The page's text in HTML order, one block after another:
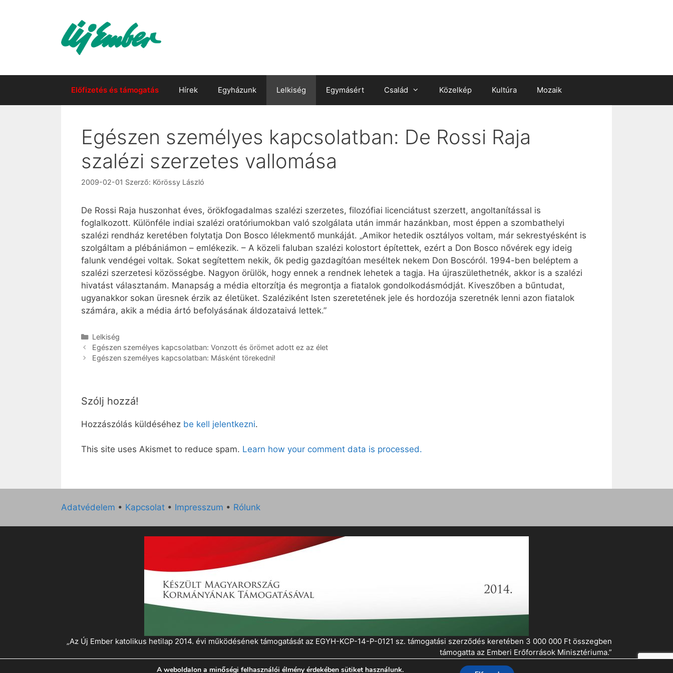
Előfizetés és támogatás Hírek Egyházunk Lelkiség Egymásért Család Közelkép Kultúra Mozaik
Egészen személyes kapcsolatban: De Rossi Raja
szalézi szerzetes vallomása
2009-02-01 Szerző: Körössy László
De Rossi Raja huszonhat éves, örökfogadalmas szalézi szerzetes, filozófiai licenciátust szerzett, angoltanítással is
foglalkozott. Különféle indiai szalézi oratóriumokban való szolgálata után immár hazánkban, most éppen a szombathelyi
szalézi rendház keretében folytatja Don Bosco lélekmentő munkáját. „Amikor hetedik osztályos voltam, már sekrestyésként is
szolgáltam a plébániámon – emlékezik. – A közeli faluban szalézi kolostort építettek, ezért a Don Bosco nővérek egy ideig
falunk vendégei voltak. Sokat segítettem nekik, ők pedig gazdagítóan meséltek nekem Don Boscóról. 1994-ben beléptem a
szalézi szerzetesi közösségbe. Nagyon örülök, hogy ennek a rendnek lehetek a tagja. Ha újraszülethetnék, akkor is a szalézi
hivatást választanám. Manapság a média eltorzítja és megrontja a fiatalok gondolkodásmódját. Kiveszőben a bűntudat,
ugyanakkor sokan üresnek érzik az életüket. Szaléziként Isten szeretetének jele és hordozója szeretnék lenni azon fiatalok
számára, akik a média ártó befolyásának áldozataivá lettek.”
Kategória
Lelkiség
Egészen személyes kapcsolatban: Vonzott és örömet adott ez az élet
Egészen személyes kapcsolatban: Másként törekedni!
Szólj hozzá!
Hozzászólás küldéséhez be kell jelentkezni.
This site uses Akismet to reduce spam. Learn how your comment data is processed.
Adatvédelem • Kapcsolat • Impresszum • Rólunk
„Az Új Ember katolikus hetilap 2014. évi működésének támogatását az EGYH-KCP-14-P-0121 sz. támogatási szerződés keretében 3 000 000 Ft összegben
támogatta az Emberi Erőforrások Minisztériuma.”
A weboldalon a minőségi felhasználói élmény érdekében sütiket használunk.